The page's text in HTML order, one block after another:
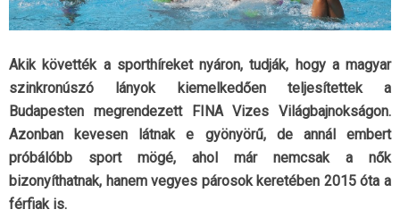
Akik követték a sporthíreket nyáron, tudják, hogy a magyar
szinkronúszó lányok kiemelkedően teljesítettek a
Budapesten megrendezett FINA Vizes Világbajnokságon.
Azonban kevesen látnak e gyönyörű, de annál embert
próbálóbb sport mögé, ahol már nemcsak a nők
bizonyíthatnak, hanem vegyes párosok keretében 2015 óta a
férfiak is.